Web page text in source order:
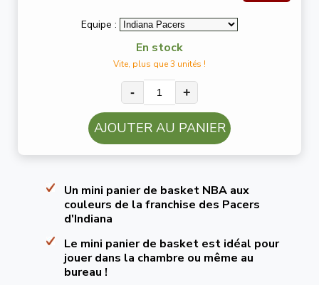
Equipe :
En stock
Vite, plus que 3 unités !
- +
AJOUTER AU PANIER
Un mini panier de basket NBA aux
couleurs de la franchise des Pacers
d'Indiana
Le mini panier de basket est idéal pour
jouer dans la chambre ou même au
bureau !